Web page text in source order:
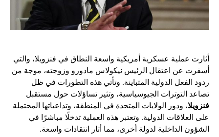
أثارت عملية عسكرية أمريكية واسعة النطاق في فنزويلا، والتي
أسفرت عن اعتقال الرئيس نيكولاس مادورو وزوجته، موجة من
ردود الفعل الدولية المتباينة. وتأتي هذه التطورات في ظل
تصاعد التوترات الجيوسياسية، وتثير تساؤلات حول مستقبل
فنزويلا، ودور الولايات المتحدة في المنطقة، وتداعياتها المحتملة
على العلاقات الدولية. وتعتبر هذه العملية تدخلًا مباشرًا في
الشؤون الداخلية لدولة أخرى، مما أثار انتقادات واسعة.